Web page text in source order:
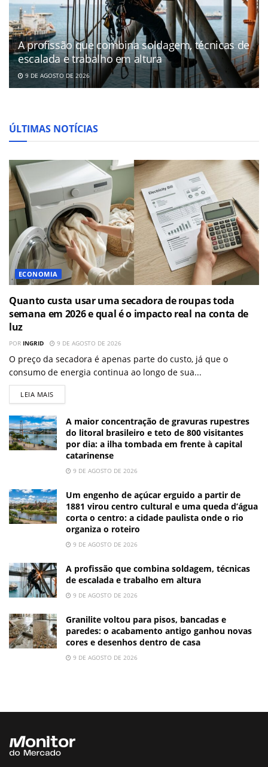
A profissão que combina soldagem, técnicas de
escalada e trabalho em altura
9 DE AGOSTO DE 2026
ÚLTIMAS NOTÍCIAS
ECONOMIA
Quanto custa usar uma secadora de roupas toda
semana em 2026 e qual é o impacto real na conta de
luz
POR INGRID 9 DE AGOSTO DE 2026
O preço da secadora é apenas parte do custo, já que o
consumo de energia continua ao longo de sua...
LEIA MAIS
A maior concentração de gravuras rupestres
do litoral brasileiro e teto de 800 visitantes
por dia: a ilha tombada em frente à capital
catarinense
9 DE AGOSTO DE 2026
Um engenho de açúcar erguido a partir de
1881 virou centro cultural e uma queda d’água
corta o centro: a cidade paulista onde o rio
organiza o roteiro
9 DE AGOSTO DE 2026
A profissão que combina soldagem, técnicas
de escalada e trabalho em altura
9 DE AGOSTO DE 2026
Granilite voltou para pisos, bancadas e
paredes: o acabamento antigo ganhou novas
cores e desenhos dentro de casa
9 DE AGOSTO DE 2026